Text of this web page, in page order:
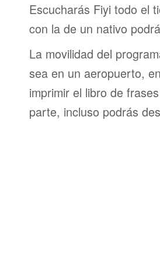
Escucharás Fiyi todo el
con la de un nativo
La movilidad del
sea en un aeropuerto,
imprimir el libro de
parte, incluso podrás